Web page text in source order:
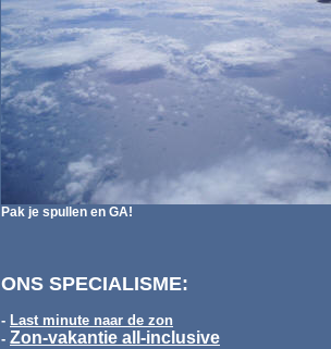
Pak je spullen en GA!
ONS SPECIALISME:
- Last minute naar de zon
- Zon-vakantie all-inclusive